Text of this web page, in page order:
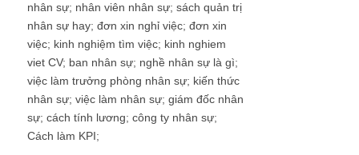
nhân sự; nhân viên nhân sự; sách quản trị
nhân sự hay; đơn xin nghỉ việc; đơn xin
việc; kinh nghiệm tìm việc; kinh nghiem
viet CV; ban nhân sự; nghề nhân sự là gì;
việc làm trưởng phòng nhân sự; kiến thức
nhân sự; việc làm nhân sự; giám đốc nhân
sự; cách tính lương; công ty nhân sự;
Cách làm KPI;